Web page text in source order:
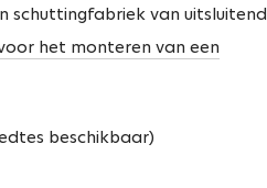
schuttingfabriek van uitsluitend
het monteren van een
beschikbaar)